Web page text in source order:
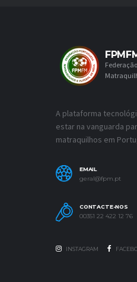
A plataforma
estar na vanguarda
matraquilhos em
EMAIL
geral@fpm.pt
CONTACTE-NOS
00351 22 422 12 76
INSTAGRAM